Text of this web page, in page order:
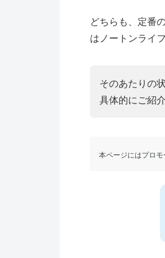
どちらも、定番
はノートンライ
そのあたりの
具体的にご紹
本ページにはプロモ